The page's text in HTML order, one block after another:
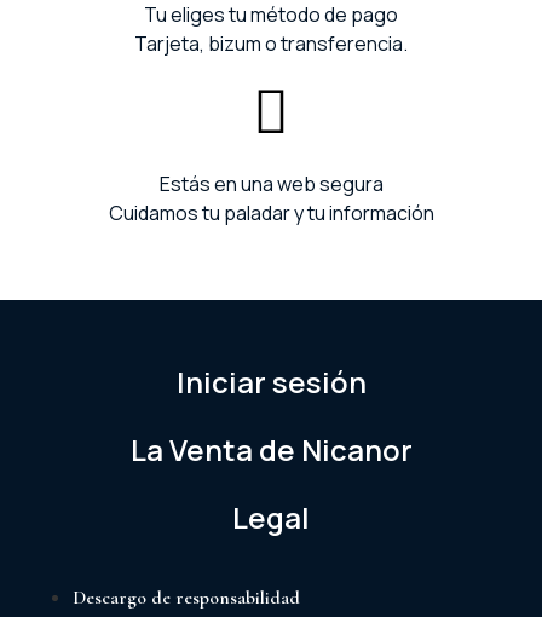
Tu eliges tu método de pago
Tarjeta, bizum o transferencia.
Estás en una web segura
Cuidamos tu paladar y tu información
Iniciar sesión
La Venta de Nicanor
Legal
Descargo de responsabilidad